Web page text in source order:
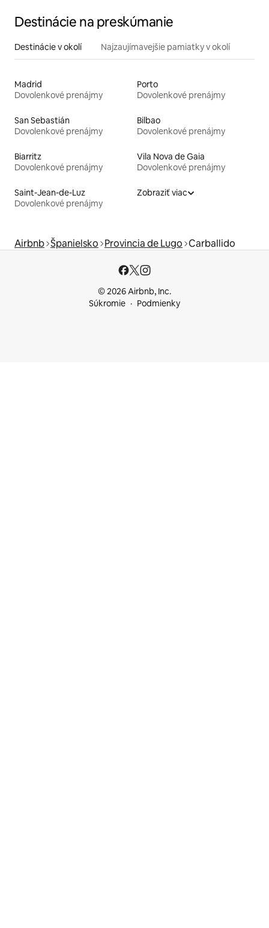
Destinácie na preskúmanie
Destinácie v okolí Najzaujímavejšie pamiatky v okolí
Madrid
Dovolenkové prenájmy
Porto
Dovolenkové prenájmy
San Sebastián
Dovolenkové prenájmy
Bilbao
Dovolenkové prenájmy
Biarritz
Dovolenkové prenájmy
Vila Nova de Gaia
Dovolenkové prenájmy
Saint-Jean-de-Luz
Dovolenkové prenájmy
Zobraziť viac
Airbnb Španielsko Provincia de Lugo Carballido
© 2026 Airbnb, Inc.
Súkromie
Podmienky